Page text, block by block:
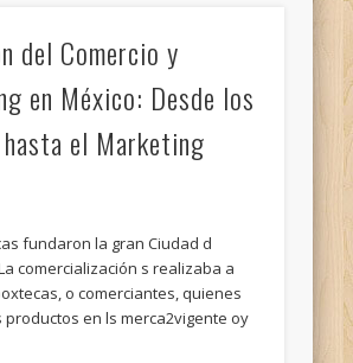
del Comercio y
en México: Desde los
el Marketing
fundaron la gran Ciudad d
comercialización s realizaba a
o comerciantes, quienes
productos en ls merca2vigente oy